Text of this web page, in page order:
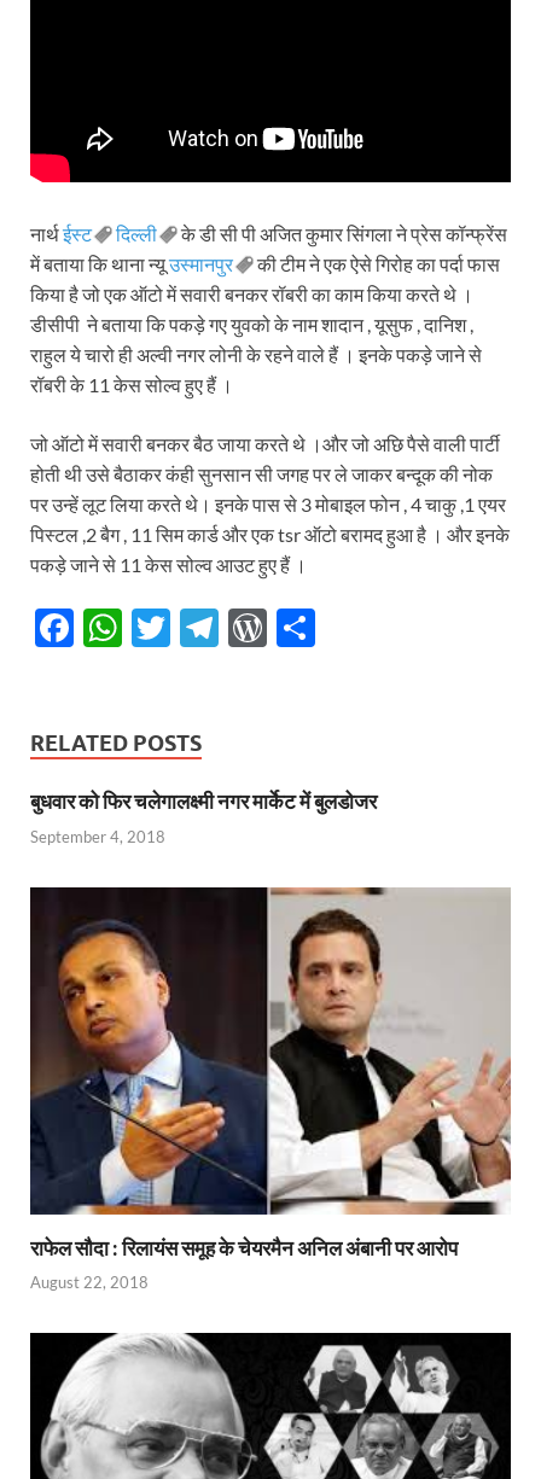
नार्थईस्ट दिल्ली
के डी सी पी अजित कुमार सिंगला ने प्रेस कॉन्फ्रेंस
में बताया कि थाना न्यूउस्मानपुर
की टीम ने एक ऐसे गिरोह का पर्दा फास
किया है जो एक ऑटो में सवारी बनकर रॉबरी का काम किया करते थे ।
डीसीपी ने बताया कि पकड़े गए युवको के नाम शादान , यूसुफ , दानिश ,
राहुल ये चारो ही अल्वी नगर लोनी के रहने वाले हैं । इनके पकड़े जाने से
रॉबरी के 11 केस सोल्व हुए हैं ।
जो ऑटो में सवारी बनकर बैठ जाया करते थे ।और जो अछि पैसे वाली पार्टी
होती थी उसे बैठाकर कंही सुनसान सी जगह पर ले जाकर बन्दूक की नोक
पर उन्हें लूट लिया करते थे। इनके पास से 3 मोबाइल फोन , 4 चाकु ,1 एयर
पिस्टल ,2 बैग , 11 सिम कार्ड और एक tsr ऑटो बरामद हुआ है । और इनके
पकड़े जाने से 11 केस सोल्व आउट हुए हैं ।
F
b
o
o
W
s
A
p
T
er
T
a
m
W
re
ss
RELATED POSTS
बुधवार को फिर चलेगालक्ष्मी नगर मार्केट में बुलडोजर
September 4, 2018
राफेल सौदा : रिलायंस समूह के चेयरमैन अनिल अंबानी पर आरोप
August 22, 2018